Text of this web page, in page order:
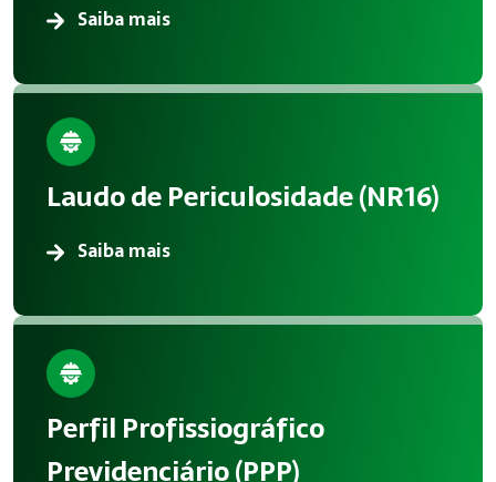
Saiba mais
Laudo de Periculosidade (NR16)
Saiba mais
Perfil Profissiográfico
Previdenciário (PPP)